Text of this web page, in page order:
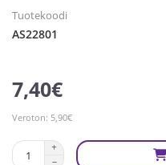
Tuotekoodi
AS22801
7,40€
Veroton: 5,90€